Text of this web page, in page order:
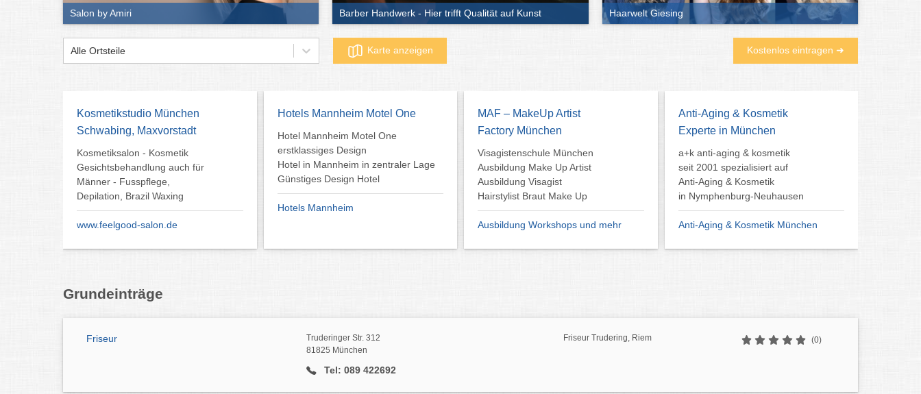
Salon by Amiri Barber Handwerk - Hier trifft Qualität auf Kunst Haarwelt Giesing
Alle Ortsteile Karte anzeigen Kostenlos eintragen ➜
Kosmetikstudio München
Schwabing, Maxvorstadt
Kosmetiksalon - Kosmetik
Gesichtsbehandlung auch für
Männer - Fusspflege,
Depilation, Brazil Waxing
www.feelgood-salon.de
Hotels Mannheim Motel One
Hotel Mannheim Motel One
erstklassiges Design
Hotel in Mannheim in zentraler Lage
Günstiges Design Hotel
Hotels Mannheim
MAF – MakeUp Artist
Factory München
Visagistenschule München
Ausbildung Make Up Artist
Ausbildung Visagist
Hairstylist Braut Make Up
Ausbildung Workshops und mehr
Anti-Aging & Kosmetik
Experte in München
a+k anti-aging & kosmetik
seit 2001 spezialisiert auf
Anti-Aging & Kosmetik
in Nymphenburg-Neuhausen
Anti-Aging & Kosmetik München
Grundeinträge
Friseur
Truderinger Str. 312
81825 München
Tel: 089 422692
Friseur Trudering, Riem (0)